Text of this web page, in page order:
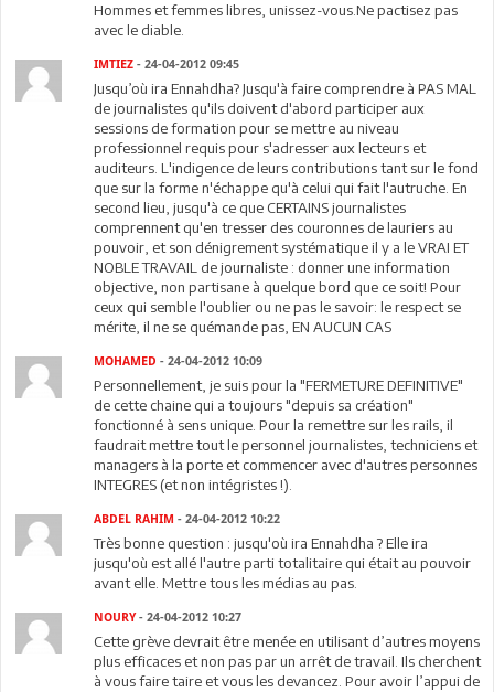
Hommes et femmes libres, unissez-vous.Ne pactisez pas
avec le diable.
IMTIEZ - 24-04-2012 09:45
Jusqu’où ira Ennahdha? Jusqu'à faire comprendre à PAS MAL
de journalistes qu'ils doivent d'abord participer aux
sessions de formation pour se mettre au niveau
professionnel requis pour s'adresser aux lecteurs et
auditeurs. L'indigence de leurs contributions tant sur le fond
que sur la forme n'échappe qu'à celui qui fait l'autruche. En
second lieu, jusqu'à ce que CERTAINS journalistes
comprennent qu'en tresser des couronnes de lauriers au
pouvoir, et son dénigrement systématique il y a le VRAI ET
NOBLE TRAVAIL de journaliste : donner une information
objective, non partisane à quelque bord que ce soit! Pour
ceux qui semble l'oublier ou ne pas le savoir: le respect se
mérite, il ne se quémande pas, EN AUCUN CAS
MOHAMED - 24-04-2012 10:09
Personnellement, je suis pour la "FERMETURE DEFINITIVE"
de cette chaine qui a toujours "depuis sa création"
fonctionné à sens unique. Pour la remettre sur les rails, il
faudrait mettre tout le personnel journalistes, techniciens et
managers à la porte et commencer avec d'autres personnes
INTEGRES (et non intégristes !).
ABDEL RAHIM - 24-04-2012 10:22
Très bonne question : jusqu'où ira Ennahdha ? Elle ira
jusqu'où est allé l'autre parti totalitaire qui était au pouvoir
avant elle. Mettre tous les médias au pas.
NOURY- 24-04-2012 10:27
Cette grève devrait être menée en utilisant d’autres moyens
plus efficaces et non pas par un arrêt de travail. Ils cherchent
à vous faire taire et vous les devancez. Pour avoir l’appui de